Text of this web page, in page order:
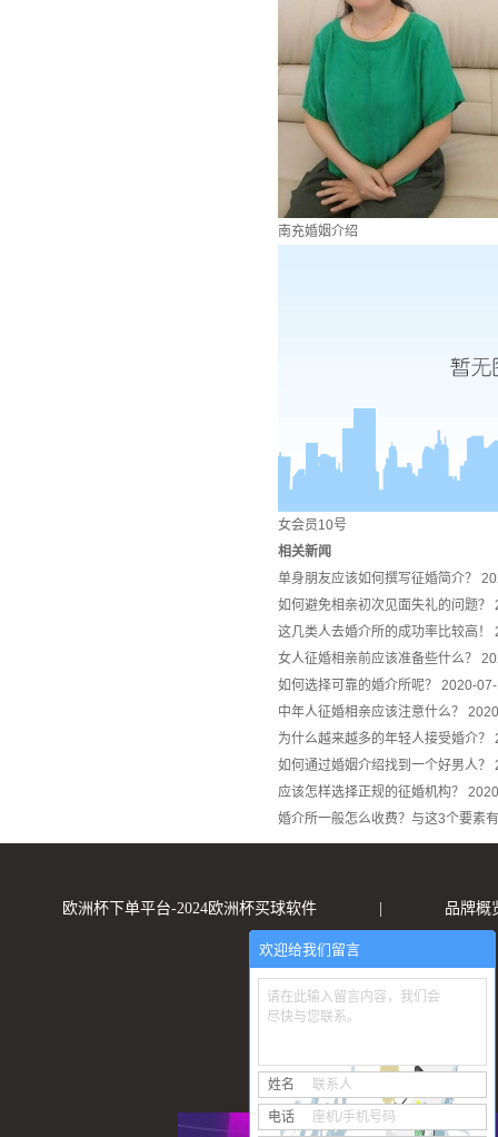
南充婚姻介绍
女会员10号
相关新闻
单身朋友应该如何撰写征婚简介？
如何避免相亲初次见面失礼的问题？
这几类人去婚介所的成功率比较高！
女人征婚相亲前应该准备些什么？
如何选择可靠的婚介所呢？
2020-
中年人征婚相亲应该注意什么？
为什么越来越多的年轻人接受婚介？
如何通过婚姻介绍找到一个好男人？
应该怎样选择正规的征婚机构？
婚介所一般怎么收费？与这3个要素
欧洲杯下单平台-2024欧洲杯买球软件 品牌概
欢迎给我们留言
请在此输入留言内容，我们会
尽快与您联系。
姓名 联系人
电话 座机/手机号码